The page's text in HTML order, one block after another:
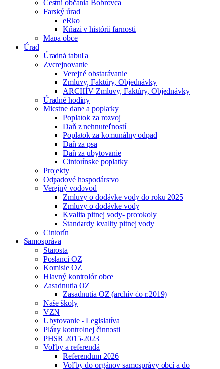
Čestní občania Bobrovca
Farský úrad
eRko
Kňazi v histórii farnosti
Mapa obce
Úrad
Úradná tabuľa
Zverejnovanie
Verejné obstarávanie
Zmluvy, Faktúry, Objednávky
ARCHÍV Zmluvy, Faktúry, Objednávky
Úradné hodiny
Miestne dane a poplatky
Poplatok za rozvoj
Daň z nehnuteľností
Poplatok za komunálny odpad
Daň za psa
Daň za ubytovanie
Cintorínske poplatky
Projekty
Odpadové hospodárstvo
Verejný vodovod
Zmluvy o dodávke vody do roku 2025
Zmluvy o dodávke vody
Kvalita pitnej vody- protokoly
Štandardy kvality pitnej vody
Cintorín
Samospráva
Starosta
Poslanci OZ
Komisie OZ
Hlavný kontrolór obce
Zasadnutia OZ
Zasadnutia OZ (archív do r.2019)
Naše školy
VZN
Ubytovanie - Legislatíva
Plány kontrolnej činnosti
PHSR 2015-2023
Voľby a referendá
Referendum 2026
Voľby do orgánov samosprávy obcí a do